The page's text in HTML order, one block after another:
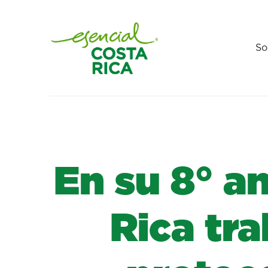
En su 8°
Rica